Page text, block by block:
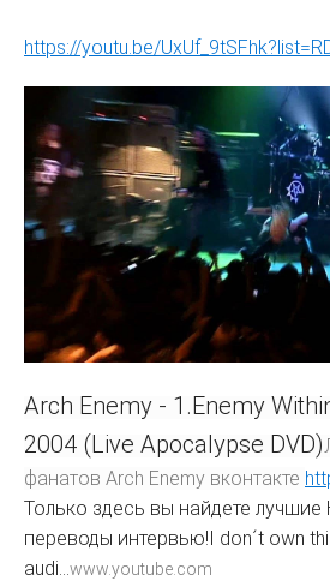
https://youtu.be/
Arch Enemy - 1.Enemy
2004 (Live Apocalypse DVD)
фанатов Arch Enemy вконтакте
Только здесь вы найдете лучшие
переводы интервью!I don´t own
audi...www.youtube.com